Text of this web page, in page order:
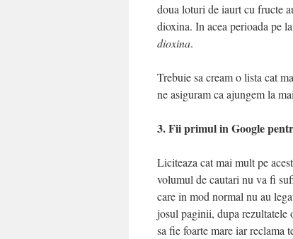
doua loturi de iaurt cu fructe
dioxina. In acea perioada pe
dioxina.
Trebuie sa cream o lista cat
ne asiguram ca ajungem la
3. Fii primul in Google
Liciteaza cat mai mult pe
volumul de cautari nu va fi
care in mod normal nu au
josul paginii, dupa rezultatele
sa fie foarte mare iar reclama